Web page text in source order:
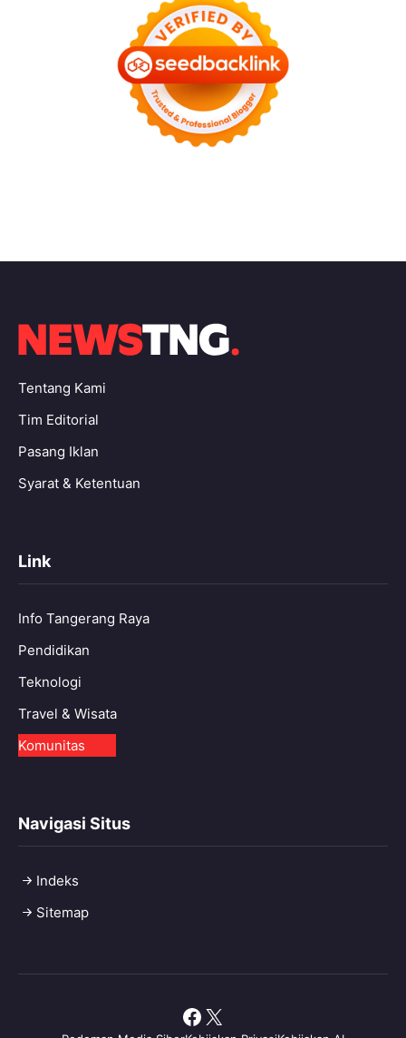
Tentang Kami
Tim Editorial
Pasang Iklan
Syarat & Ketentuan
Link
Info Tangerang Raya
Pendidikan
Teknologi
Travel & Wisata
Komunitas
Navigasi Situs
Indeks
Sitemap
Facebook
X